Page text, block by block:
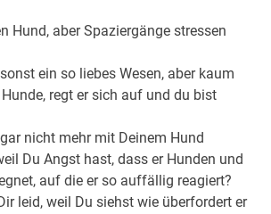
Hund, aber Spaziergänge stressen
ein so liebes Wesen, aber kaum
regt er sich auf und du bist
nicht mehr mit Deinem Hund
Du Angst hast, dass er Hunden und
auf die er so auffällig reagiert?
leid, weil Du siehst wie überfordert er